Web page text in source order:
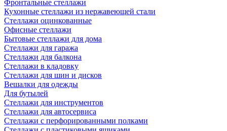
Фронтальные стеллажи
Кухонные стеллажи из нержавеющей стали
Стеллажи оцинкованные
Офисные стеллажи
Бытовые стеллажи для дома
Стеллажи для гаража
Стеллажи для балкона
Стеллажи в кладовку
Стеллажи для шин и дисков
Вешалки для одежды
Для бутылей
Стеллажи для инструментов
Стеллажи для автосервиса
Стеллажи с перфорированными полками